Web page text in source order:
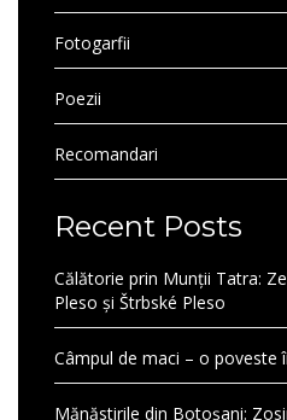
Fotogarfii
Poezii
Recomandari
Recent Posts
Călătorie prin Munții Tatra:
Pleso și Štrbské Pleso
Câmpul de maci – o poveste
Mănăstirile din Botoșani: